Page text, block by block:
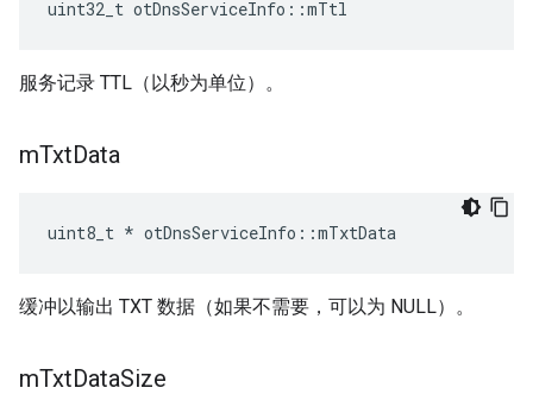
uint32_t otDnsServiceInfo ::mTtl
服务记录 TTL（以秒为单位）。
mTxtData
uint8_t * otDnsServiceInfo ::mTxtData
缓冲以输出 TXT 数据（如果不需要，可以为 NULL）。
mTxtDataSize